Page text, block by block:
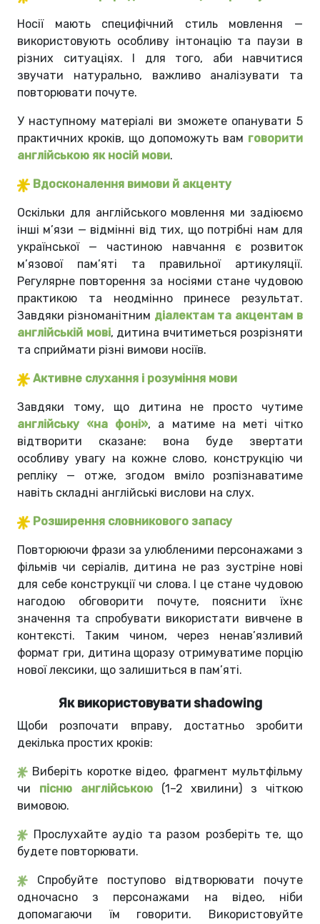
Носії мають специфічний стиль мовлення —
використовують особливу інтонацію та паузи в
різних ситуаціях. І для того, аби навчитися
звучати натурально, важливо аналізувати та
повторювати почуте.
​У наступному матеріалі ви зможете опанувати 5
практичних кроків, що допоможуть вам говорити
англійською як носій мови.
Вдосконалення вимови й акценту
Оскільки для англійського мовлення ми задіюємо
інші м’язи — відмінні від тих, що потрібні нам для
української — частиною навчання є розвиток
м’язової пам’яті та правильної артикуляції.
Регулярне повторення за носіями стане чудовою
практикою та неодмінно принесе результат.
Завдяки різноманітним діалектам та акцентам в
англійській мові, дитина вчитиметься розрізняти
та сприймати різні вимови носіїв.
Активне слухання і розуміння мови
Завдяки тому, що дитина не просто чутиме
англійську «на фоні», а матиме на меті чітко
відтворити сказане: вона буде звертати
особливу увагу на кожне слово, конструкцію чи
репліку — отже, згодом вміло розпізнаватиме
навіть складні англійські вислови на слух.
Розширення словникового запасу
Повторюючи фрази за улюбленими персонажами з
фільмів чи серіалів, дитина не раз зустріне нові
для себе конструкції чи слова. І це стане чудовою
нагодою обговорити почуте, пояснити їхнє
значення та спробувати використати вивчене в
контексті. Таким чином, через ненав’язливий
формат гри, дитина щоразу отримуватиме порцію
нової лексики, що залишиться в пам’яті.
Як використовувати shadowing
Щоби розпочати вправу, достатньо зробити
декілька простих кроків:
Виберіть коротке відео, фрагмент мультфільму
чи пісню англійською
(1–2 хвилини) з чіткою
вимовою.
Прослухайте аудіо та разом розберіть те, що
будете повторювати.
Спробуйте поступово відтворювати почуте
одночасно з персонажами на відео, ніби
допомагаючи їм говорити. Використовуйте